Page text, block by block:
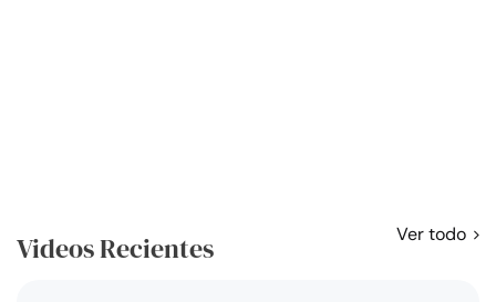
Videos Recientes Ver todo